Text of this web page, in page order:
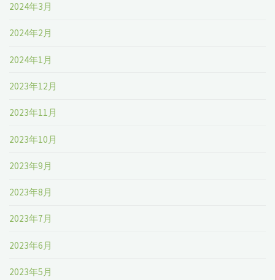
2024年3月
2024年2月
2024年1月
2023年12月
2023年11月
2023年10月
2023年9月
2023年8月
2023年7月
2023年6月
2023年5月